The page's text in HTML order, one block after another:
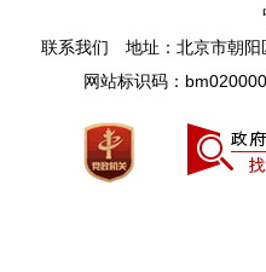
联系我们 地址：北京市朝
网站标识码：